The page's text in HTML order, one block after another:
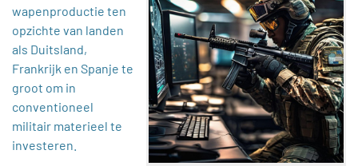
wapenproductie ten
opzichte van landen
als Duitsland,
Frankrijk en Spanje te
groot om in
conventioneel
militair materieel te
investeren.